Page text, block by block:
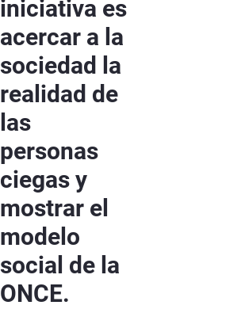
iniciativa es
acercar a la
sociedad la
realidad de
las
personas
ciegas y
mostrar el
modelo
social de la
ONCE.